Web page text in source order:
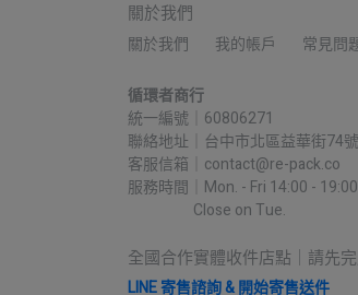
關於我們
關於我們 我的帳戶 常見問
循環者商行
統一編號｜60806271
聯絡地址｜台中市北區益華街74號
客服信箱｜contact@re-pack.co
服務時間｜Mon. - Fri 14:00 - 19:00
Close on Tue.
全國合作實體收件店點｜請先
LINE 寄售諮詢 & 開始寄售送件